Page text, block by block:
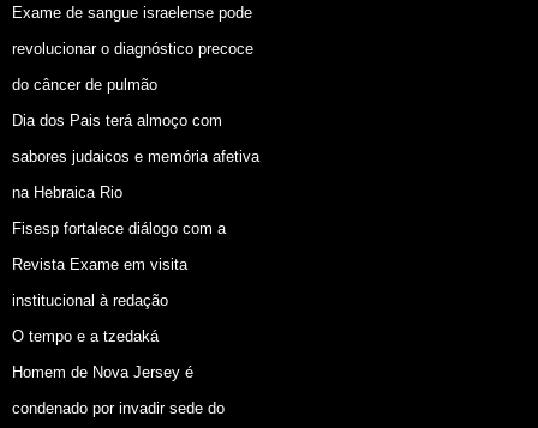
Exame de sangue israelense pode
revolucionar o diagnóstico precoce
do câncer de pulmão
Dia dos Pais terá almoço com
sabores judaicos e memória afetiva
na Hebraica Rio
Fisesp fortalece diálogo com a
Revista Exame em visita
institucional à redação
O tempo e a tzedaká
Homem de Nova Jersey é
condenado por invadir sede do